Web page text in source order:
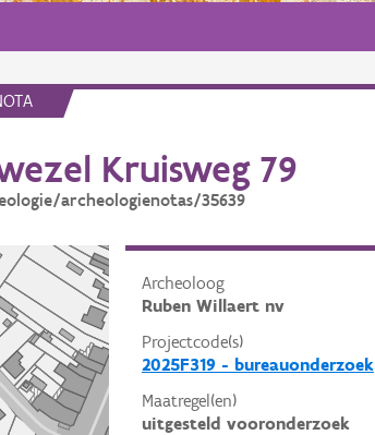
Kruisweg 79
archeologienotas/35639
Archeoloog
Ruben Willaert nv
Projectcode(s)
2025F319 - bureauonderzoek
Maatregel(en)
uitgesteld vooronderzoek